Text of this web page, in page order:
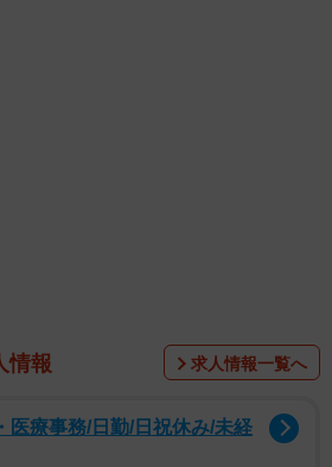
情報 求人情報一覧へ
医療事務/日勤/日祝休み/未経